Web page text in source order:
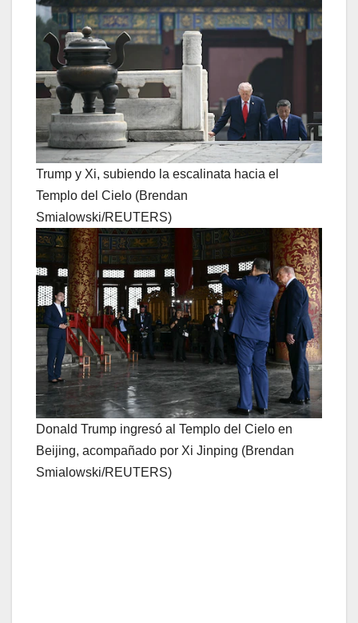
Trump y Xi, subiendo la escalinata hacia el
Templo del Cielo (Brendan
Smialowski/REUTERS)
Donald Trump ingresó al Templo del Cielo en
Beijing, acompañado por Xi Jinping (Brendan
Smialowski/REUTERS)